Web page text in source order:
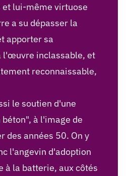
et lui-même virtuose
a su dépasser la
apporter sa
l'œuvre inclassable, et
reconnaissable,
le soutien d'une
à l'image de
des années 50. On y
l'angevin d'adoption
à la batterie, aux côtés